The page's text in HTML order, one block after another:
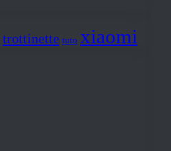
trottinette tuto xiaomi